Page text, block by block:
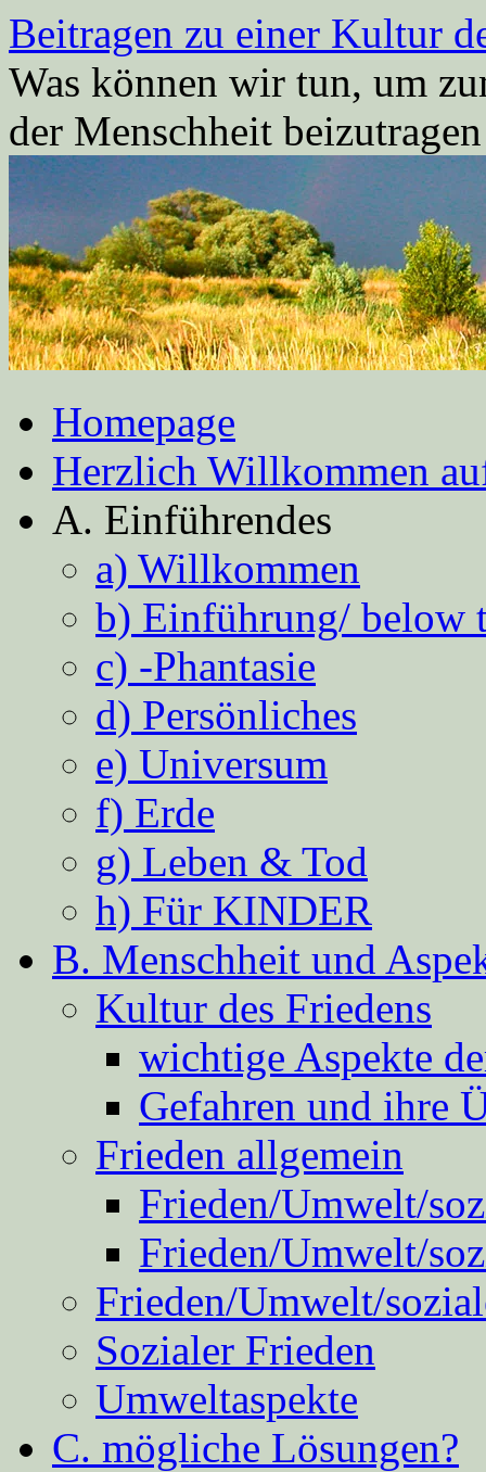
Zum
Inhalt
springen
Beitragen zu einer Kultur
Was können wir tun, um
der Menschheit
Homepage
Herzlich Willkommen
A. Einführendes
a) Willkommen
b) Einführung/ below
c) -Phantasie
d) Persönliches
e) Universum
f) Erde
g) Leben & Tod
h) Für KINDER
B. Menschheit und
Kultur des Friedens
wichtige Aspekte
Gefahren und ihre
Frieden allgemein
Frieden/Umwelt/
Frieden/Umwelt/
Frieden/Umwelt/
Sozialer Frieden
Umweltaspekte
C. mögliche Lösungen?